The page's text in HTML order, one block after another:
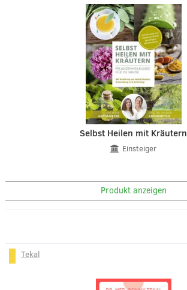
Selbst Heilen mit Kräutern
Einsteiger
Produkt anzeigen
Tekal